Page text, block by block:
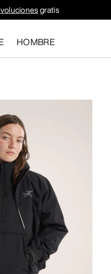
gratis
HOMBRE